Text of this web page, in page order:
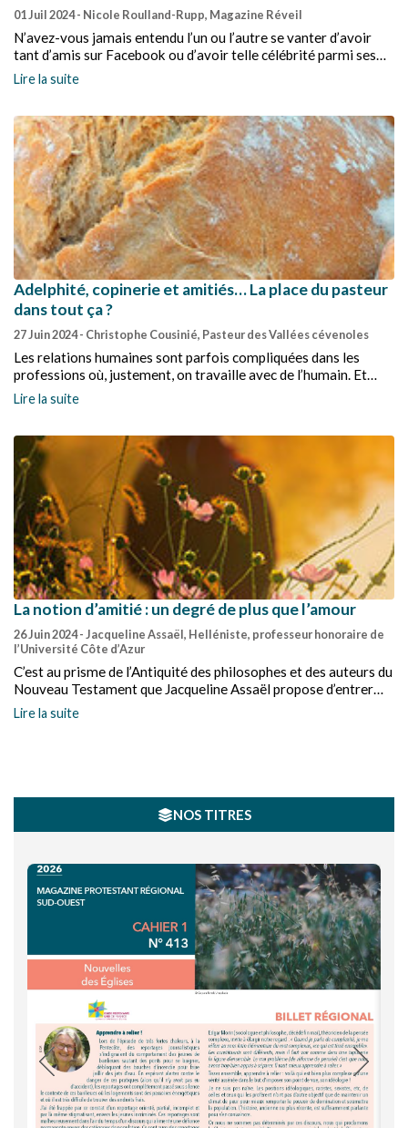
01 Juil 2024- Nicole Roulland-Rupp, Magazine Réveil
N’avez-vous jamais entendu l’un ou l’autre se vanter d’avoir
tant d’amis sur Facebook ou d’avoir telle célébrité parmi ses
amis ?
Lire la suite
Adelphité, copinerie et amitiés… La place du pasteur
dans tout ça ?
27 Juin 2024- Christophe Cousinié, Pasteur des Vallées cévenoles
Les relations humaines sont parfois compliquées dans les
professions où, justement, on travaille avec de l’humain. Et
nous savons combien il est difficile de faire cohabiter relations
amicales et relations de travail.
Lire la suite
La notion d’amitié : un degré de plus que l’amour
26 Juin 2024- Jacqueline Assaël, Helléniste, professeur honoraire de
l’Université Côte d’Azur
C’est au prisme de l’Antiquité des philosophes et des auteurs du
Nouveau Testament que Jacqueline Assaël propose d’entrer
dans le thème de l’amitié.
Lire la suite
NOS TITRES